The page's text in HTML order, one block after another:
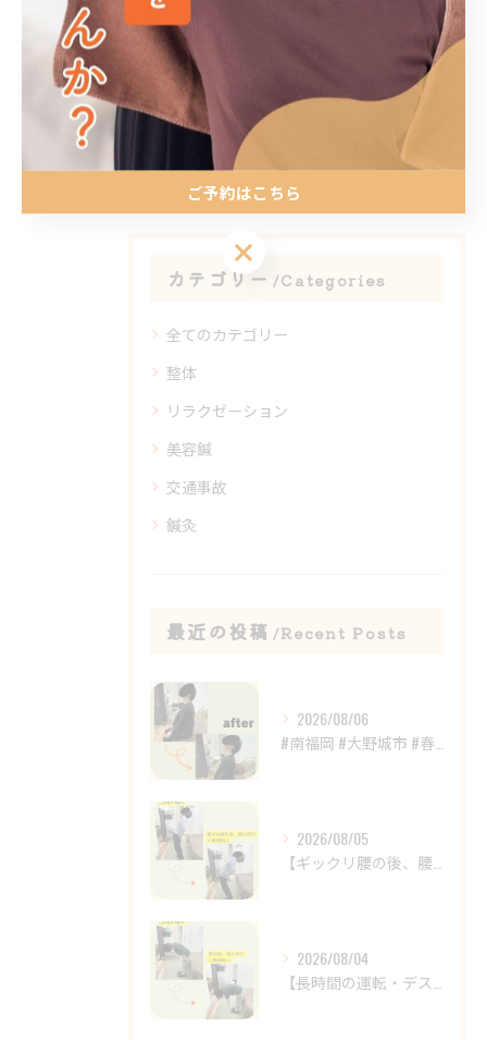
関連タグ
#大野城市
カテゴリー Categories
全てのカテゴリー
整体
リラクゼーション
美容鍼
交通事故
鍼灸
最近の投稿 Recent Posts
2026/08/06
2026/08/05
2026/08/04
ご予約はこちら
ご予約はこちら